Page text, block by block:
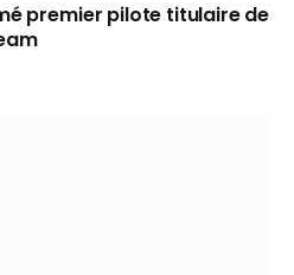
premier pilote titulaire de